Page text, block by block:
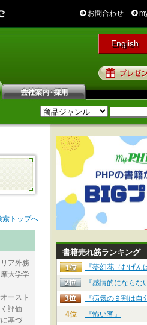
お問合わせ
English
索トップへ
ア外務
大学学
ースト
評価
基づ
書籍売れ筋ランキング
『夢幻花（むげん
『感情的にならな
『病気の９割は自
4位
『怖い客』